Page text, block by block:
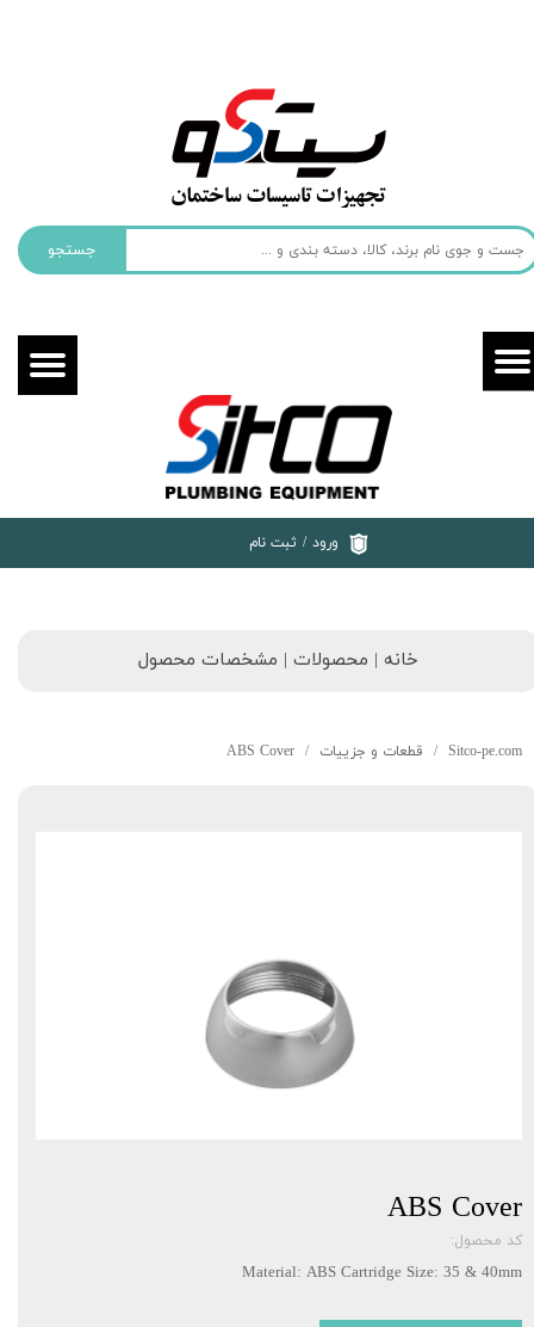
جستجو
ورود / ثبت نام
خروج از حساب کاربری
خانه | محصولات | مشخصات محصول
Sitco-pe.com قطعات و جزییات ABS Cover
ABS Cover
کد محصول:
Material: ABS Cartridge Size: 35 & 40mm